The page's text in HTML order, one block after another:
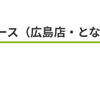
ス（広島店・と